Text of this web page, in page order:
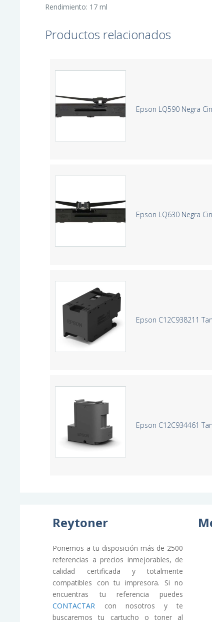
Rendimiento: 17 ml
Productos relacionados
Epson LQ590 Negra
Epson LQ630 Negra
Epson C12C938211
Epson C12C934461
Reytoner
Ponemos a tu disposición más de 2500
referencias a precios inmejorables, de
calidad certificada y totalmente
compatibles con tu impresora. Si no
encuentras tu referencia puedes
CONTACTAR con nosotros y te
buscaremos tu cartucho o toner al